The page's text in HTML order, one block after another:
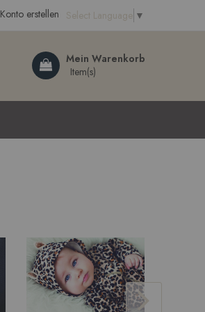
Select Language ▼
erstellen
Mein Warenkorb